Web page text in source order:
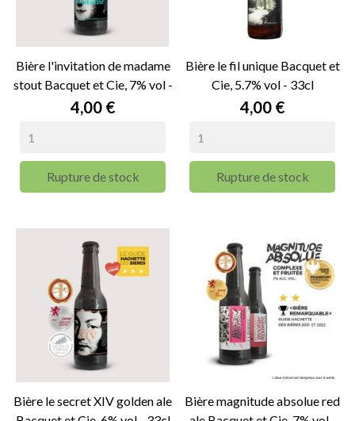
Bière l'invitation de madame
stout Bacquet et Cie, 7% vol -
33cl
Prix
4,00 €
Rupture de stock
Bière le fil unique Bacquet et
Cie, 5.7% vol - 33cl
Prix
4,00 €
Rupture de stock
Bière le secret XIV golden ale
Bière magnitude absolue red